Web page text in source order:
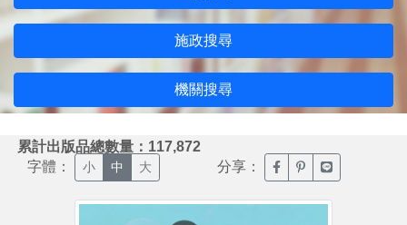
施政搜尋
機關搜尋
累計出版品總數量：117,872
字體： 小 中 大 分享： 臉書分享(另開新視窗)
噗浪分享(另開新
Line分享(另